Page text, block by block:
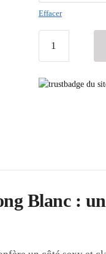
Effacer
Blanc :